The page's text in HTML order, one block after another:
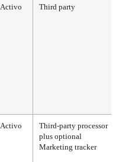
Activo Third party
Activo
Third-party processor
plus optional
Marketing tracker